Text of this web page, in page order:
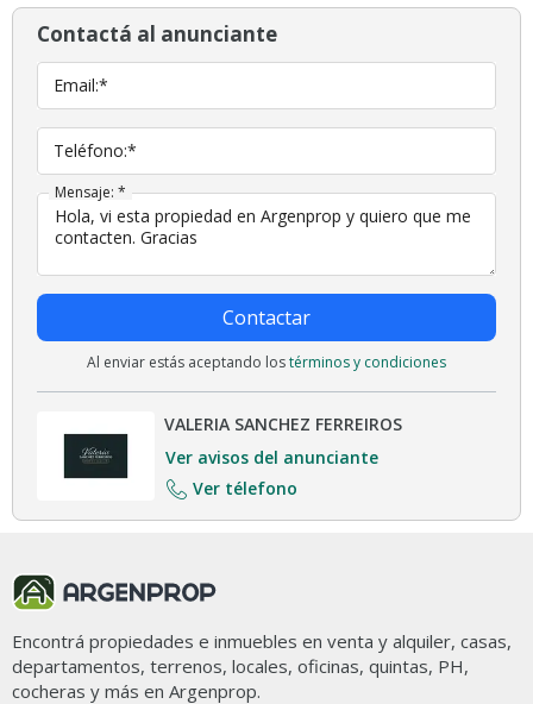
Contactá al anunciante
Email:*
Teléfono:*
Mensaje: *
Contactar
Al enviar estás aceptando lostérminos y condiciones
VALERIA SANCHEZ FERREIROS
Ver avisos del anunciante
Ver télefono
Encontrá propiedades e inmuebles en venta y alquiler, casas,
departamentos, terrenos, locales, oficinas, quintas, PH,
cocheras y más en Argenprop.